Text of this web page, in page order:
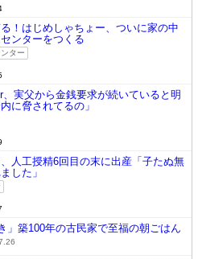
！はじめしゃちょー、ついに家の中
ンターをつくる
ター
、実父から金銭要求が続いていると明
に脅されてるの」
人工授精6回目の末に出産「子たぬ無
した」
」築100年の古民家で至福の朝ごはん